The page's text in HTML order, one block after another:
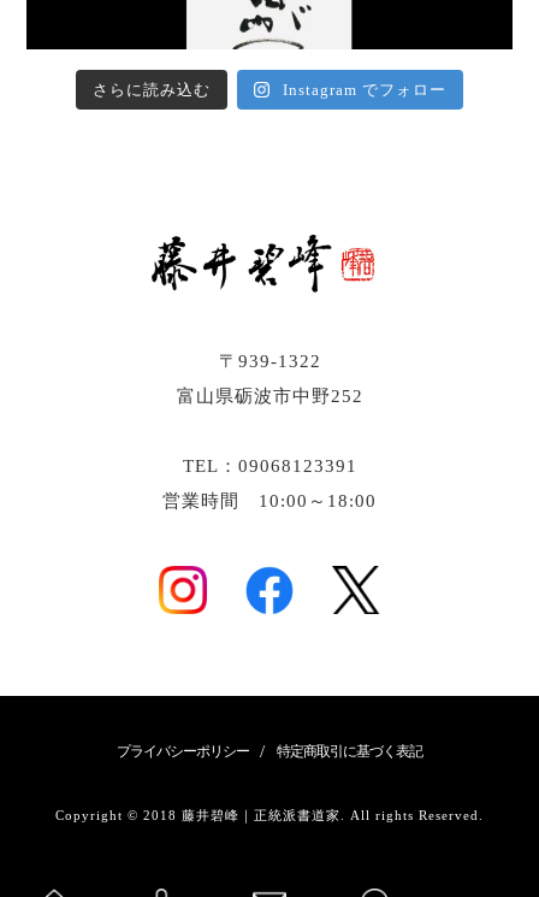
〒939-1322
富山県砺波市中野252
TEL：09068123391
営業時間 10:00～18:00
さらに読み込む Instagram でフォロー
プライバシーポリシー / 特定商取引に基づく表記
Copyright © 2018 藤井碧峰｜正統派書道家. All rights Reserved.